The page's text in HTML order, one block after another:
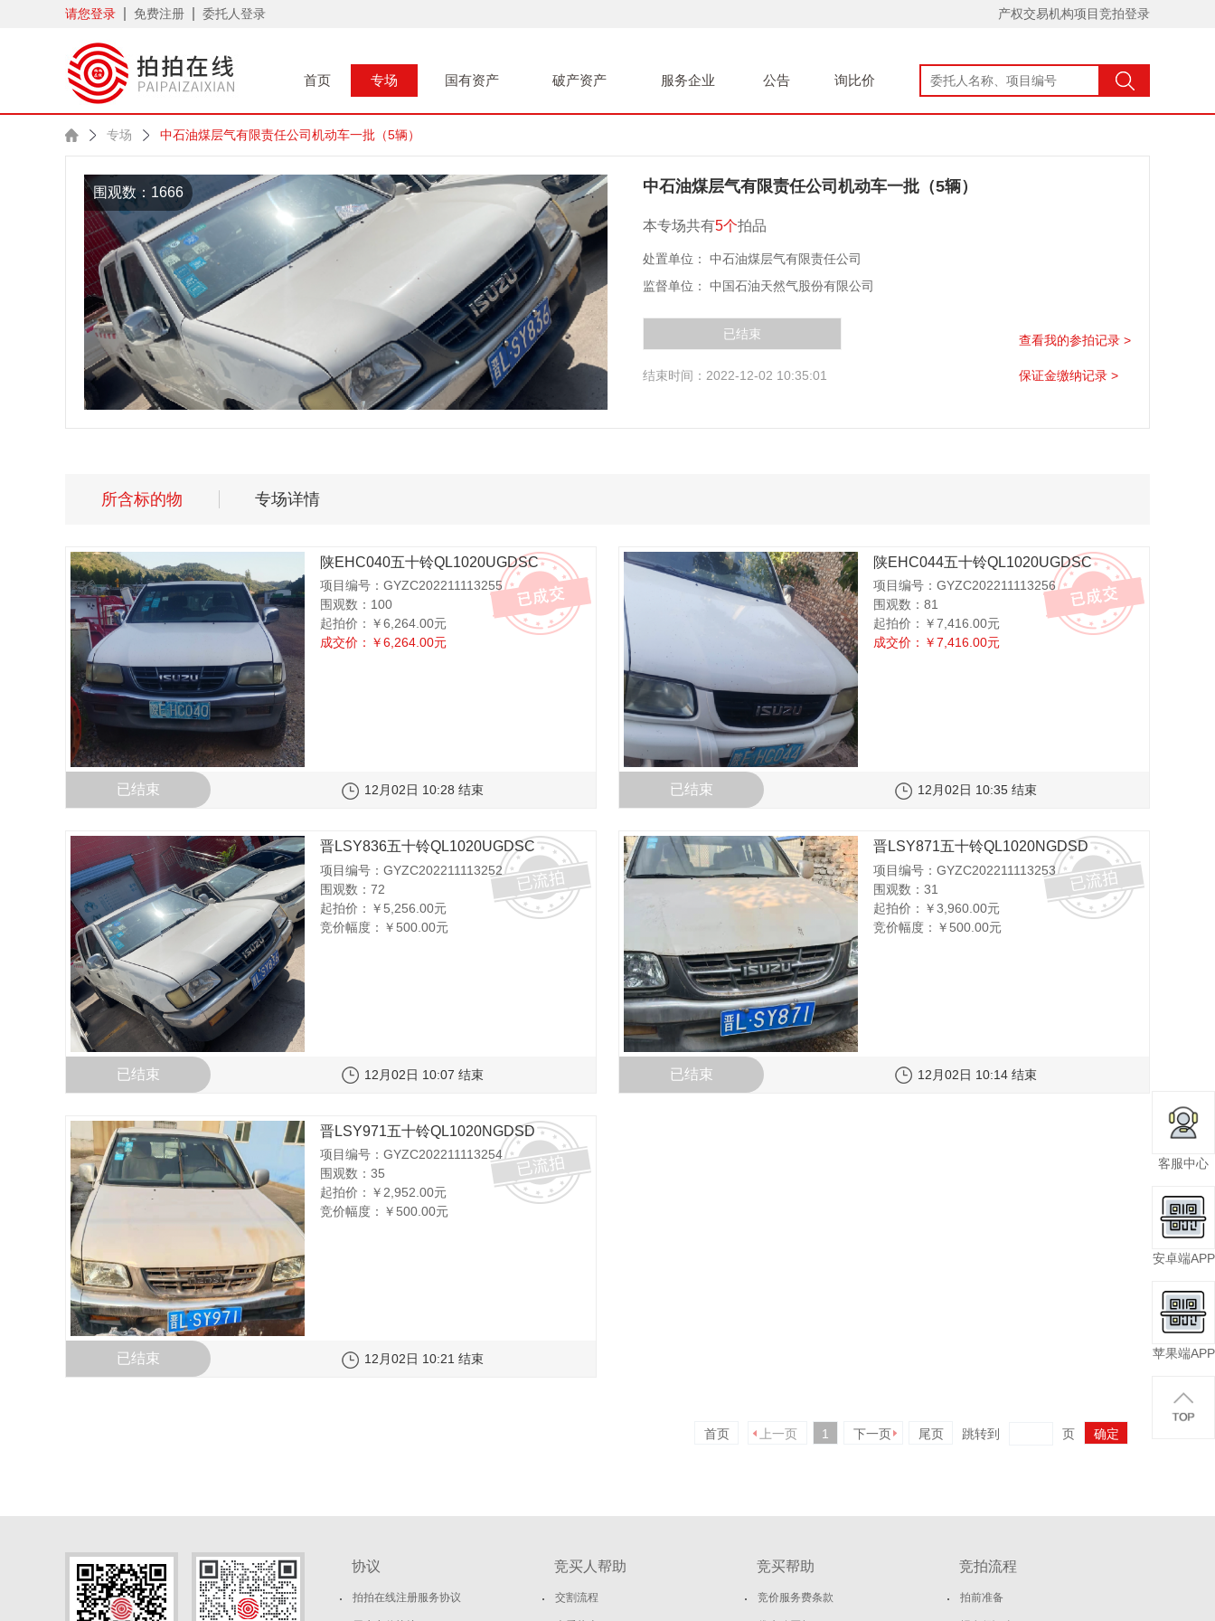
请您登录 免费注册 委托人登录 产权交易机构项目竞拍登录
首页 专场 国有资产 破产资产 服务企业 公告 询比价
专场 中石油煤层气有限责任公司机动车一批（5辆）
中石油煤层气有限责任公司机动车一批（5辆）
本专场共有5个拍品
处置单位： 中石油煤层气有限责任公司
监督单位： 中国石油天然气股份有限公司
已结束
结束时间：2022-12-02 10:35:01
查看我的参拍记录 >
保证金缴纳记录 >
围观数：1666
所含标的物 专场详情
陕EHC040五十铃QL1020UGDSC
项目编号：GYZC202211113255
围观数：100
起拍价： ￥6,264.00元
成交价： ￥6,264.00元
已结束 12月02日 10:28 结束
陕EHC044五十铃QL1020UGDSC
项目编号：GYZC202211113256
围观数：81
起拍价： ￥7,416.00元
成交价： ￥7,416.00元
已结束 12月02日 10:35 结束
晋LSY836五十铃QL1020UGDSC
项目编号：GYZC202211113252
围观数：72
起拍价： ￥5,256.00元
竞价幅度： ￥500.00元
已结束 12月02日 10:07 结束
晋LSY871五十铃QL1020NGDSD
项目编号：GYZC202211113253
围观数：31
起拍价： ￥3,960.00元
竞价幅度： ￥500.00元
已结束 12月02日 10:14 结束
晋LSY971五十铃QL1020NGDSD
项目编号：GYZC202211113254
围观数：35
起拍价： ￥2,952.00元
竞价幅度： ￥500.00元
已结束 12月02日 10:21 结束
首页 上一页 1 下一页 尾页 跳转到 页
协议
拍拍在线注册服务协议
竞买人帮助
交割流程
竞买帮助
竞价服务费条款
竞拍流程
拍前准备
客服中心
安卓端APP
苹果端APP